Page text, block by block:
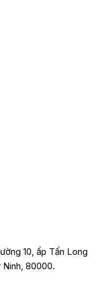
10, ấp Tấn Long
Ninh, 80000.